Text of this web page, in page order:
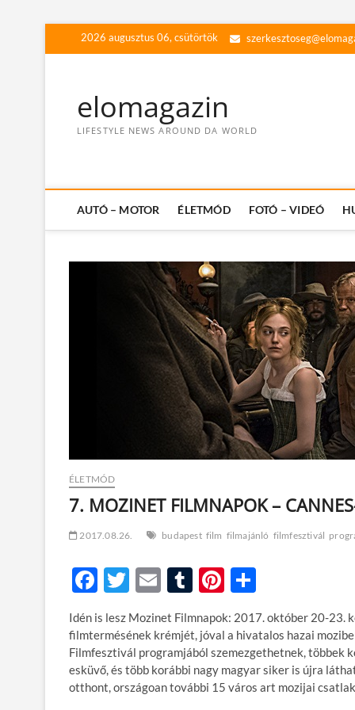
2026 augusztus 06, csütörtök
elomagazin
LIFESTYLE NEWS AROUND DA WORLD
AUTÓ – MOTOR ÉLETMÓD FOTÓ – VIDEÓ
ÉLETMÓD
7. MOZINET FILMNAPOK –
2017.08.26. budapest film filmajánló filmfesztivál
F
ac
e
b
o
T
w
itt
er
E
m
ail
T
m
bl
r
Pi
nt
er
es
t
ss
za
m
e
Idén is lesz Mozinet Filmnapok: 2017. október 20-23.
filmtermésének krémjét, jóval a hivatalos hazai
Filmfesztivál programjából szemezgethetnek, többek
esküvő, és több korábbi nagy magyar siker is újra
otthont, országoan további 15 város art mozijai